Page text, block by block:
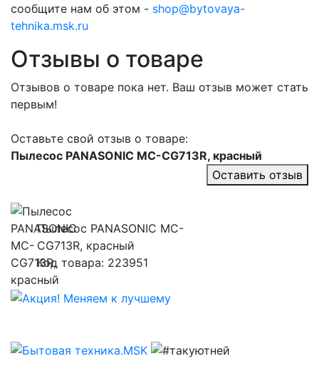
сообщите нам об этом - shop@bytovaya-
tehnika.msk.ru
Отзывы о товаре
Отзывов о товаре пока нет. Ваш отзыв может стать
первым!
Оставьте свой отзыв о товаре:
Пылесос PANASONIC MC-CG713R, красный
Оставить отзыв
Пылесос PANASONIC MC-
CG713R, красный
Код товара: 223951